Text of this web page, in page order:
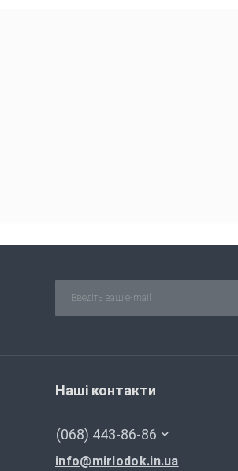
Наші контакти
(068) 443-86-86
info@mirlodok.in.ua